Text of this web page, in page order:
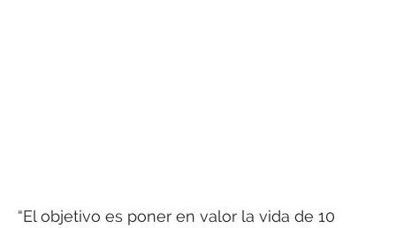
“El objetivo es poner en valor la vida de 10